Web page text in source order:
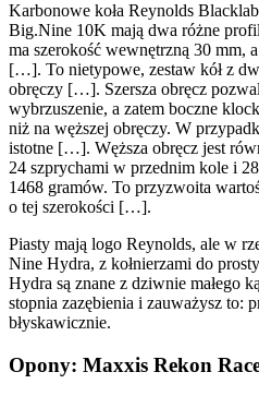
Karbonowe koła Reynolds
Big.Nine 10K mają dwa różne
ma szerokość wewnętrzną 30 mm,
[…]. To nietypowe, zestaw kół z
obręczy […]. Szersza obręcz
wybrzuszenie, a zatem boczne
niż na węższej obręczy. W
istotne […]. Węższa obręcz jest
24 szprychami w przednim kole i
1468 gramów. To przyzwoita
o tej szerokości […].
Piasty mają logo Reynolds, ale w
Nine Hydra, z kołnierzami do
Hydra są znane z dziwnie małego
stopnia zazębienia i zauważysz to:
błyskawicznie.
Opony: Maxxis Rekon